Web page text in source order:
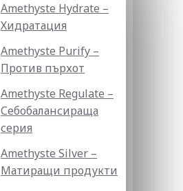
Amethyste Hydrate –
Хидратация
Amethyste Purify –
Против пърхот
Amethyste Regulate –
Себобалансираща
серия
Amethyste Silver –
Матиращи продукти